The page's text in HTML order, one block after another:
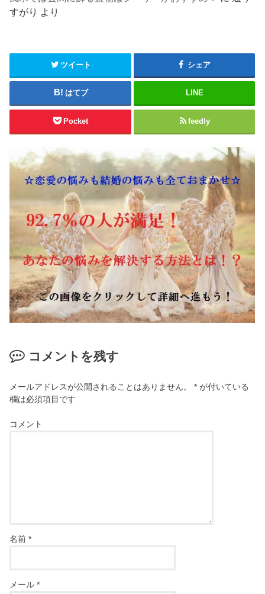
すがり より
ツイート シェア
はてブ LINE
Pocket feedly
コメントを残す
メールアドレスが公開されることはありません。 * が付いている
欄は必須項目です
コメント
名前*
メール*